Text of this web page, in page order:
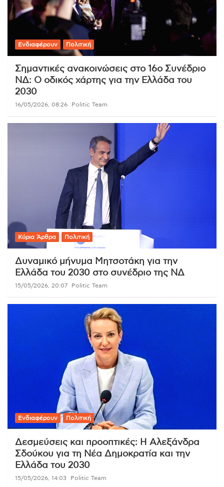
Ενδιαφέρουν Πολιτική
Σημαντικές ανακοινώσεις στο 16ο Συνέδριο
ΝΔ: Ο οδικός χάρτης για την Ελλάδα του
2030
16/05/2026, 08:26 Politic Team
Κύρια Άρθρα Πολιτική
Δυναμικό μήνυμα Μητσοτάκη για την
Ελλάδα του 2030 στο συνέδριο της ΝΔ
15/05/2026, 20:07 Politic Team
Ενδιαφέρουν Πολιτική
Δεσμεύσεις και προοπτικές: Η Αλεξάνδρα
Σδούκου για τη Νέα Δημοκρατία και την
Ελλάδα του 2030
15/05/2026, 14:03 Politic Team